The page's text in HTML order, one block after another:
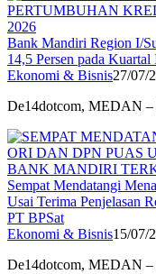
Bank Mandiri Region I/
14,5 Persen pada
Ekonomi & Bisnis27/07/
De14dotcom, MEDAN
Sempat Mendatangi
Usai Terima Penjelasan
PT BPSat
Ekonomi & Bisnis15/07/
De14dotcom, MEDAN